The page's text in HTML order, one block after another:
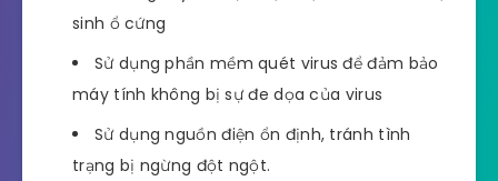
sinh ổ cứng
Sử dụng phần mềm quét virus để đảm bảo
máy tính không bị sự đe dọa của virus
Sử dụng nguồn điện ổn định, tránh tình
trạng bị ngừng đột ngột.